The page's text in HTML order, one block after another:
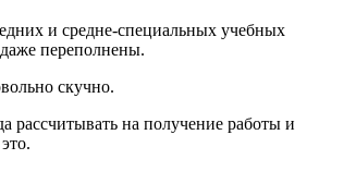
и средне-специальных учебных
переполнены.
скучно.
рассчитывать на получение работы и